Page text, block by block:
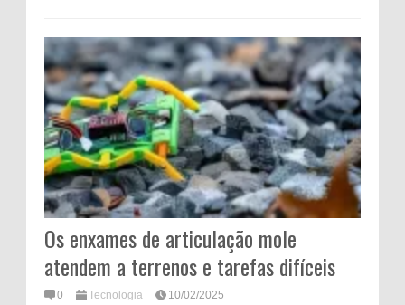
Os enxames de articulação mole
atendem a terrenos e tarefas difíceis
0 Tecnologia 10/02/2025